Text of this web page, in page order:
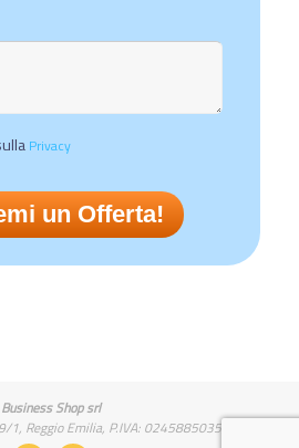
Privacy
Business Shop srl
1, Reggio Emilia, P.IVA: 02458850357